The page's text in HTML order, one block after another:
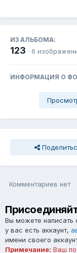
ИЗ АЛЬБОМА:
123 · 6
ИНФОРМАЦИЯ О
Комментариев нет
Вы можете написать
у вас есть аккаунт,
имени своего
Примечание: Ваш